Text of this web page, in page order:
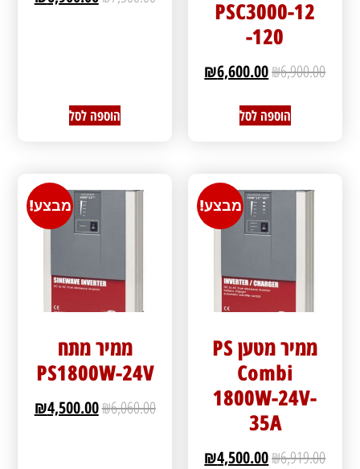
PSC3000-12
-120
₪6,900.00
₪6,600.00
הוספה לסל הוספה לסל
מבצע!
ממיר מטען PS
Combi
1800W-24V-
35A
₪6,919.00
₪4,500.00
מבצע!
ממיר מתח
PS1800W-24V
₪6,060.00
₪4,500.00